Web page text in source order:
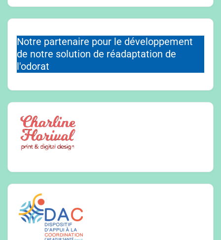
Notre partenaire pour le développement
de notre solution de réadaptation de
l'odorat